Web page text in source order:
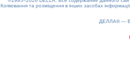
Копіювання та розміщення в інших засобах
ДЕЛЛА® —